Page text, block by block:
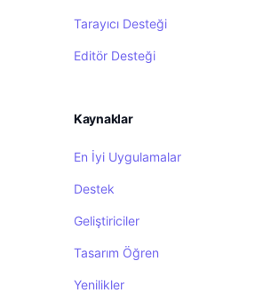
Tarayıcı Desteği
Editör Desteği
Kaynaklar
En İyi Uygulamalar
Destek
Geliştiriciler
Tasarım Öğren
Yenilikler